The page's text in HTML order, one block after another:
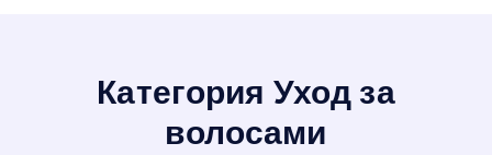
Категория Уход за
волосами